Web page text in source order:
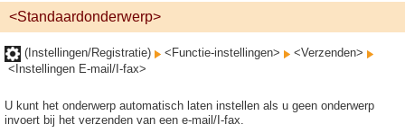
<Standaardonderwerp>
(Instellingen/Registratie) <Functie-instellingen>
<Verzenden>
<Instellingen E-mail/I-fax>
U kunt het onderwerp automatisch laten instellen als u geen onderwerp
invoert bij het verzenden van een e-mail/I-fax.